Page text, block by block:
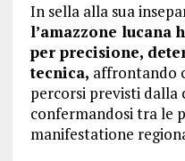
In sella alla sua
l’amazzone lucana
per precisione,
tecnica, affrontando
percorsi previsti dalla
confermandosi tra le
manifestatione